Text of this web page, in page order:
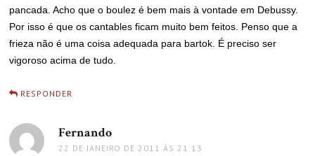
pancada. Acho que o boulez é bem mais à vontade em Debussy.
Por isso é que os cantables ficam muito bem feitos. Penso que a
frieza não é uma coisa adequada para bartok. É preciso ser
vigoroso acima de tudo.
RESPONDER
Fernando
22 DE JANEIRO DE 2011 ÀS 21:13